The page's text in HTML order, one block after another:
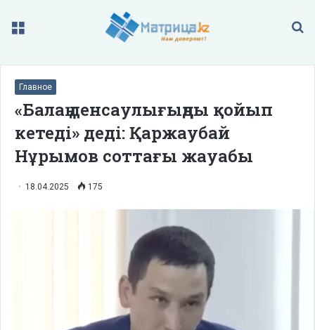
Меню
Главное
«Балаң денсаулығыңды қойып
кетеді» деді: Қаржаубай
Нұрымов соттағы жауабы
18.04.2025 175